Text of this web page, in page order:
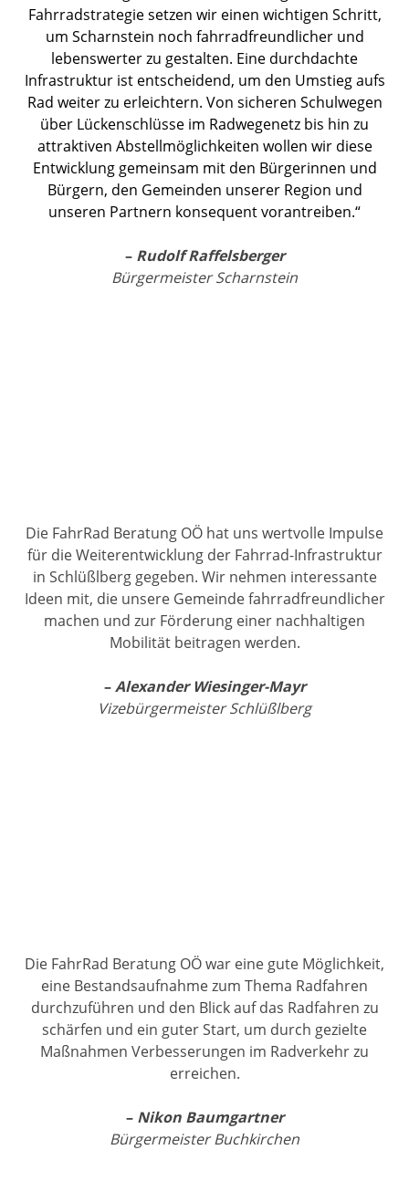
Fahrradstrategie setzen wir einen wichtigen Schritt,
um Scharnstein noch fahrradfreundlicher und
lebenswerter zu gestalten. Eine durchdachte
Infrastruktur ist entscheidend, um den Umstieg aufs
Rad weiter zu erleichtern. Von sicheren Schulwegen
über Lückenschlüsse im Radwegenetz bis hin zu
attraktiven Abstellmöglichkeiten wollen wir diese
Entwicklung gemeinsam mit den Bürgerinnen und
Bürgern, den Gemeinden unserer Region und
unseren Partnern konsequent vorantreiben.“
– Rudolf Raffelsberger
Bürgermeister Scharnstein
Die FahrRad Beratung OÖ hat uns wertvolle Impulse
für die Weiterentwicklung der Fahrrad-Infrastruktur
in Schlüßlberg gegeben. Wir nehmen interessante
Ideen mit, die unsere Gemeinde fahrradfreundlicher
machen und zur Förderung einer nachhaltigen
Mobilität beitragen werden.
–Alexander Wiesinger-Mayr
Vizebürgermeister Schlüßlberg
Die FahrRad Beratung OÖ war eine gute Möglichkeit,
eine Bestandsaufnahme zum Thema Radfahren
durchzuführen und den Blick auf das Radfahren zu
schärfen und ein guter Start, um durch gezielte
Maßnahmen Verbesserungen im Radverkehr zu
erreichen.
– Nikon Baumgartner
Bürgermeister Buchkirchen